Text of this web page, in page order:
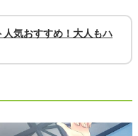
気おすすめ！大人もハ